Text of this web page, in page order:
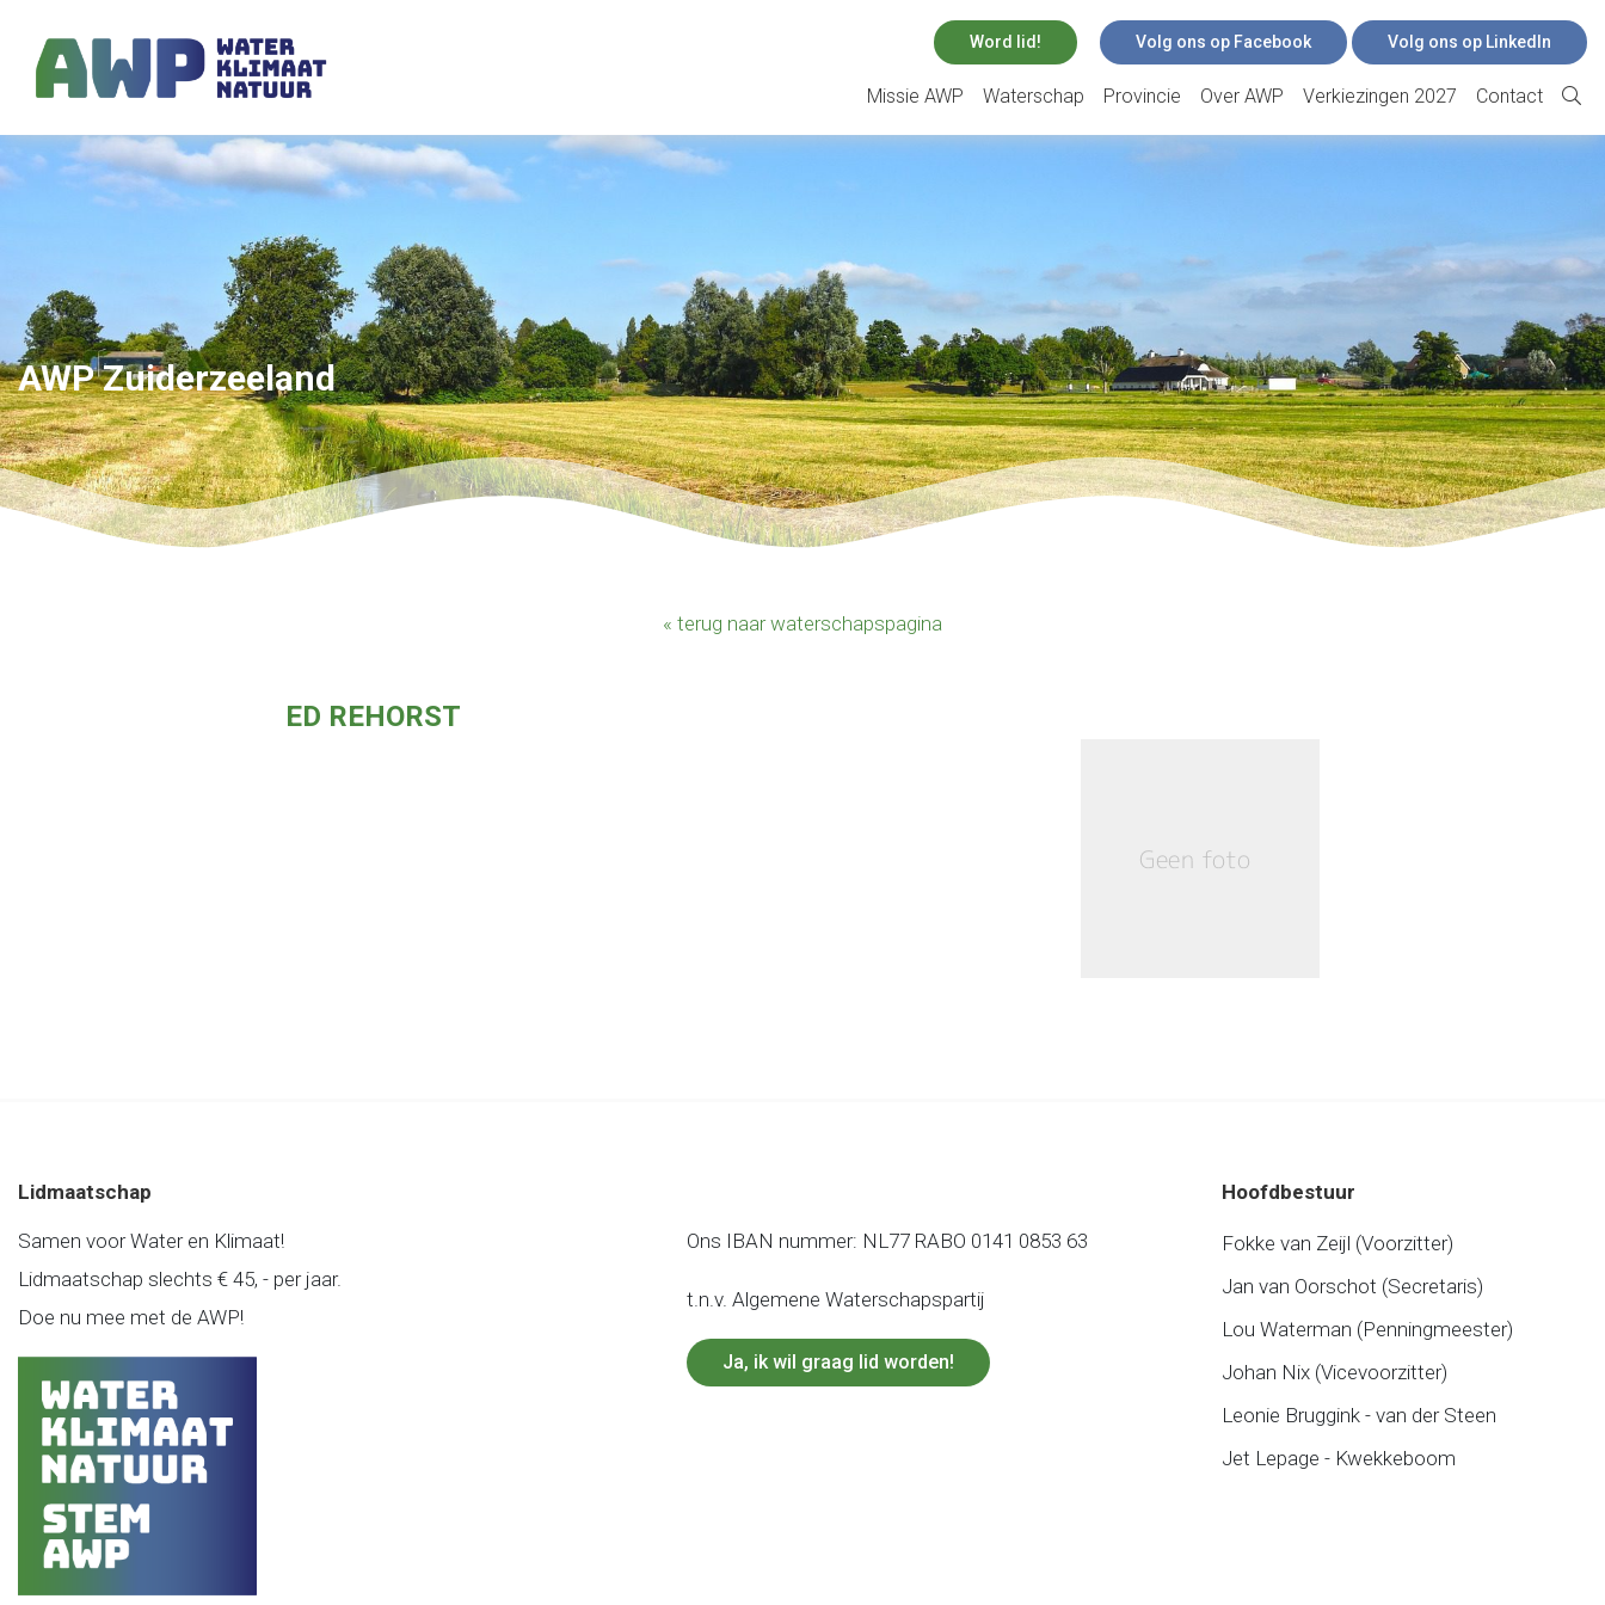
Word lid! Volg ons op Facebook Volg ons op LinkedIn
Missie AWP Waterschap Provincie Over AWP Verkiezingen 2027 Contact
AWP Zuiderzeeland
« terug naar waterschapspagina
ED REHORST
Lidmaatschap Hoofdbestuur
Samen voor Water en Klimaat!
Lidmaatschap slechts € 45, - per jaar.
Doe nu mee met de AWP!
Ons IBAN nummer: NL77 RABO 0141 0853 63
t.n.v. Algemene Waterschapspartij
Ja, ik wil graag lid worden!
Fokke van Zeijl (Voorzitter)
Jan van Oorschot (Secretaris)
Lou Waterman (Penningmeester)
Johan Nix (Vicevoorzitter)
Leonie Bruggink - van der Steen
Jet Lepage - Kwekkeboom